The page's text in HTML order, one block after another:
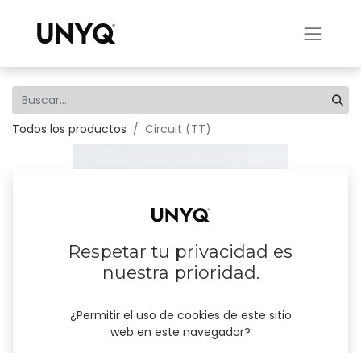
Todos los productos Circuit (TT)
Respetar tu privacidad es
nuestra prioridad.
¿Permitir el uso de cookies de este sitio
web en este navegador?